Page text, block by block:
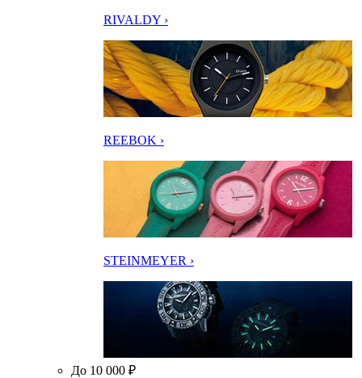
RIVALDY ›
REEBOK ›
STEINMEYER ›
До 10 000 ₽